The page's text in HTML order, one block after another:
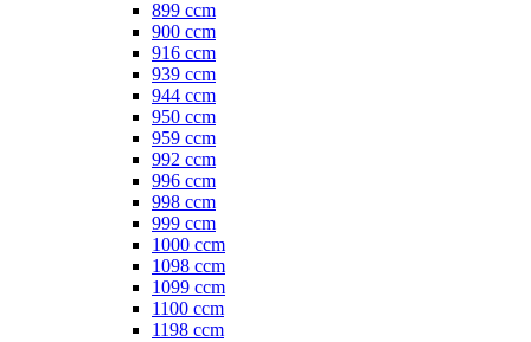
899 ccm
900 ccm
916 ccm
939 ccm
944 ccm
950 ccm
959 ccm
992 ccm
996 ccm
998 ccm
999 ccm
1000 ccm
1098 ccm
1099 ccm
1100 ccm
1198 ccm